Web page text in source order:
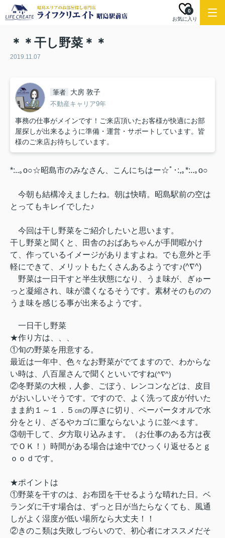
お気に入り
0
＊＊干し野菜＊＊
2019.11.07
筆者 大房 敦子
不動産キャリア9年
事務の仕事がメインです！ご来店頂いたお客様が快適にお部
屋探しが出来るように準備・運営・サポートしています。皆
様のご来店お待ちしています。
*:..｡o○☆昭島市のみなさん、こんにちはー☆ﾟ･:,｡*:..｡o○
今朝も結構冷えましたね。朝は快晴。昭島駅前の空は
とってもキレイでした♪
今回は干し野菜をご紹介したいと思います。
干し野菜と聞くと、田舎のおばあちゃんが手間暇かけ
て、作っているイメージがありますよね。でも意外と手
軽にできて、メリットもたくさんあるようです♪(^∇^)
野菜は一日干すと半生状態になり、うま味が、ぎゅー
っと凝縮され、味が濃くなるそうです。素材そのものの
うま味を感じる事が出来るようです。
一日干し野菜
★作り方は、、、
①旬の野菜を用意する。
最近は一年中、色々なお野菜がでてますので、わからな
い時は、八百屋さんで聞くといいですね(^∇^)
②冬野菜の大根，人参、ごぼう、レンコンなどは、皮目
がおいしいそうです。ですので、よく洗って皮が付いた
まま約１～１．５㎝の厚さに切り、ペーパータオルで水
分をとり、ざるやカゴに重ならないように並べます。
③朝干して、夕方取り込みます。
（お仕事のある方は夜
でＯＫ！）時間がある場合は途中でひっくり返せるとｇ
ｏｏｄです。
★ポイントは
①野菜を干すのは、お布団を干せるような晴れた日。ベ
ランダに干す場合は、ずっと日が当たらなくても、風通
しがよく湿度が低い場所なら大丈夫！！
②きのこ類は失敗しづらいので、初心者にオススメだそ